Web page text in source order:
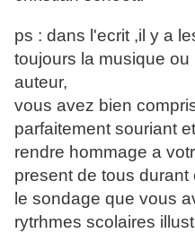
ps : dans l'ecrit ,il y a
toujours la musique
auteur,
vous avez bien
parfaitement souriant
rendre hommage a
present de tous durant
le sondage que vous
rytrhmes scolaires